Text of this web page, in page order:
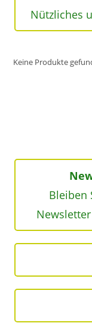
Nützliches
Keine Produkte
Bleiben